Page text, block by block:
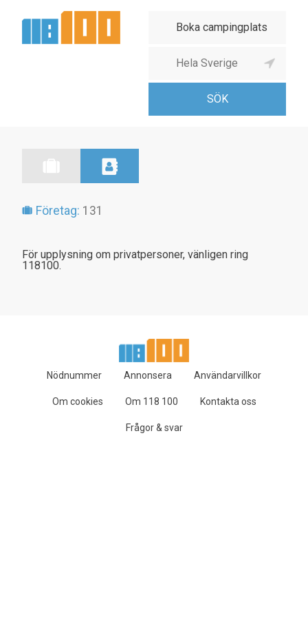
Företag: 131
För upplysning om privatpersoner, vänligen ring
118100.
Nödnummer Annonsera Användarvillkor
Om cookies Om 118 100 Kontakta oss
Frågor & svar